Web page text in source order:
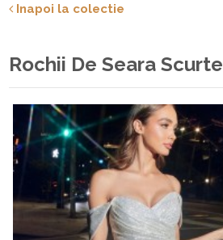
Inapoi la colectie
Rochii De Seara Scurte